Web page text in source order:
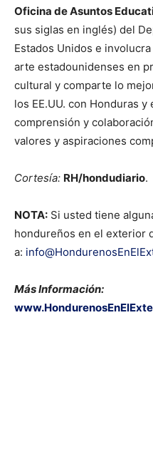
Oficina de Asuntos
sus siglas en inglés) del
Estados Unidos e
arte estadounidenses en
cultural y comparte lo
los EE.UU. con Honduras
comprensión y
valores y aspiraciones
Cortesía: RH/hondudiario.
NOTA: Si usted tiene
hondureños en el exterior
a:
Más Información: